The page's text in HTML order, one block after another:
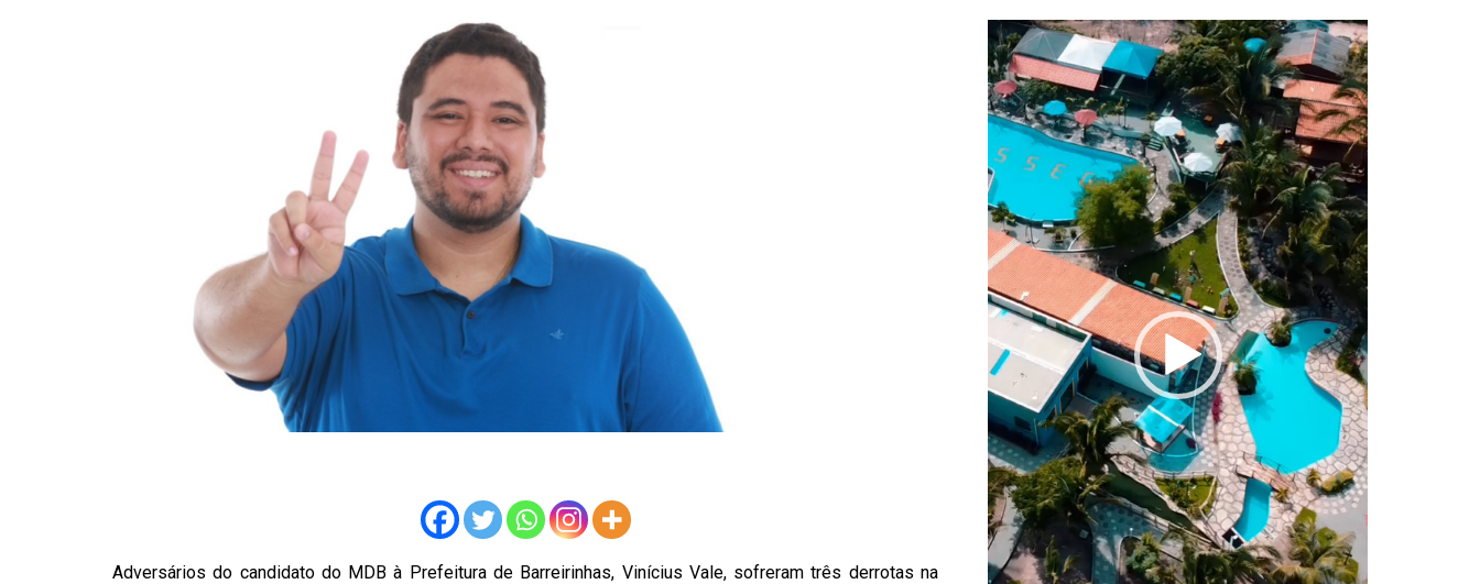
Adversários do candidato do MDB à Prefeitura de Barreirinhas, Vinícius Vale, sofreram três derrotas na
Tocador
de
vídeo